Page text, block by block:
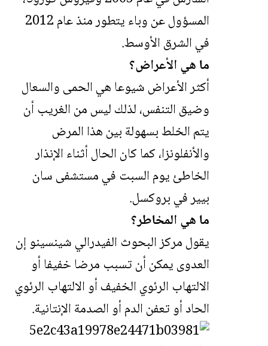
المسؤول عن وباء يتطور منذ عام 2012
في الشرق الأوسط.
ما هي الأعراض؟
أكثر الأعراض شيوعا هي الحمى والسعال
وضيق التنفس، لذلك ليس من الغريب أن
يتم الخلط بسهولة بين هذا المرض
والأنفلونزا، كما كان الحال أثناء الإنذار
الخاطئ يوم السبت في مستشفى سان
بيير في بروكسل.
ما هي المخاطر؟
يقول مركز البحوث الفيدرالي شينسينو إن
العدوى يمكن أن تسبب مرضا خفيفا أو
الالتهاب الرئوي الخفيف أو الالتهاب الرئوي
الحاد أو تعفن الدم أو الصدمة الإنتانية.